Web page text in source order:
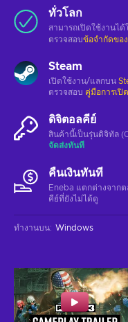
ทั่วโลก
สามารถเปิดใช้งานได้
ตรวจสอบข้อจำกัดขอ
Steam
เปิดใช้งาน/แลกบน
ตรวจสอบ คู่มือการเปิ
ดิจิตอลคีย์
สินค้านี้เป็นรุ่นดิจิทัล
จัดส่งทันที
คืนเงินทันที
Eneba แตกต่างจาก
คีย์ที่ยังไม่ได้ดู
ทำงานบน: Windows